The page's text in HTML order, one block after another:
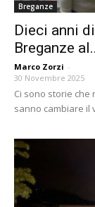
Breganze
Dieci anni
Breganze
Marco Zorzi -
30 Novembre 2025
Ci sono storie
sanno cambiare il